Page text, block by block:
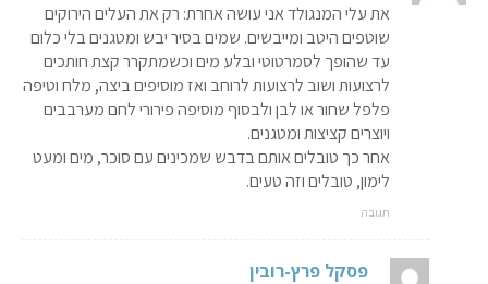
את עלי המנגולד אני עושה אחרת: רק את העלים הירוקים
שוטפים היטב ומייבשים. שמים בסיר יבש ומטגנים בלי כלום
עד שהופך לסמרטוטי ובלע מים וכשמתקרר קצת חותכים
לרצועות ושוב לרצועות לרוחב ואז מוסיפים ביצה, מלח וטיפה
פלפל שחור או לבן ולבסוף מוסיפה פירורי לחם מערבבים
ויוצרים קציצות ומטגנים.
אחר כך טובלים אותם בדבש שמכינים עם סוכר, מים ומעט
לימון, טובלים וזה טעים.
תגובה
פסקל פרץ-רובין